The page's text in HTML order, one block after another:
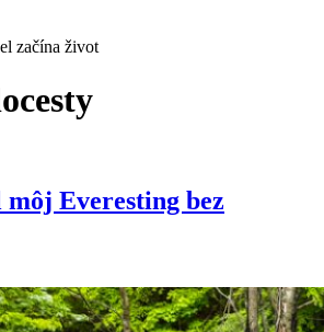
začína život
Everesting bez